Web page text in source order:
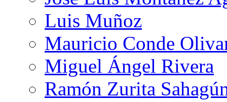
Luis Muñoz
Mauricio Conde
Miguel Ángel Rivera
Ramón Zurita